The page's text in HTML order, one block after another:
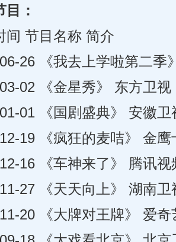
目：
节目名称 简介
《我去上学啦第二季
02 《金星秀》 东方卫视
01 《国剧盛典》 安徽卫
19 《疯狂的麦咭》 金鹰
16 《车神来了》 腾讯视
27 《天天向上》 湖南卫
20 《大牌对王牌》 爱奇